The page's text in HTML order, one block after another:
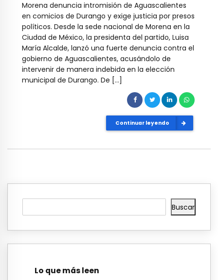
Morena denuncia intromisión de Aguascalientes
en comicios de Durango y exige justicia por presos
políticos. Desde la sede nacional de Morena en la
Ciudad de México, la presidenta del partido, Luisa
María Alcalde, lanzó una fuerte denuncia contra el
gobierno de Aguascalientes, acusándolo de
intervenir de manera indebida en la elección
municipal de Durango. De […]
Continuar leyendo
Buscar
Lo que más leen